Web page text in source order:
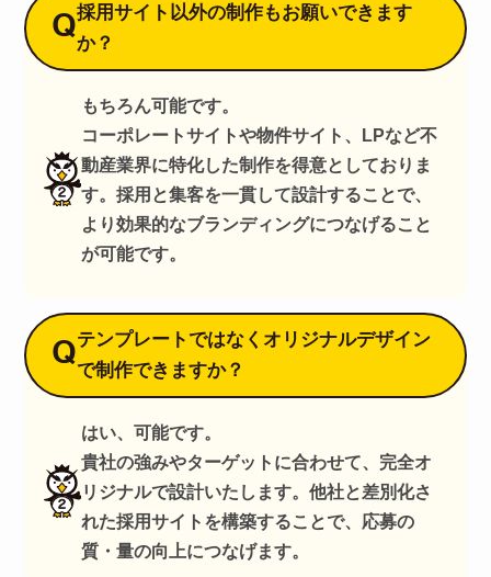
Q採用サイト以外の制作もお願いできます
か？
もちろん可能です。
コーポレートサイトや物件サイト、LPなど不
動産業界に特化した制作を得意としておりま
す。採用と集客を一貫して設計することで、
より効果的なブランディングにつなげること
が可能です。
Qテンプレートではなくオリジナルデザイン
で制作できますか？
はい、可能です。
貴社の強みやターゲットに合わせて、完全オ
リジナルで設計いたします。他社と差別化さ
れた採用サイトを構築することで、応募の
質・量の向上につなげます。